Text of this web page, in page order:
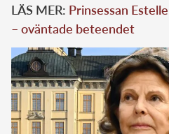
LÄS MER: Prinsessan
– oväntade beteendet